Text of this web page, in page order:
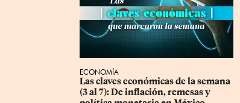
ECONOMÍA
Las claves económicas de la semana
(3 al 7): De inflación, remesas y